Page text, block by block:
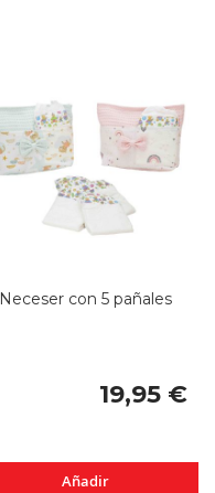
Neceser con 5 pañales
19,95 €
Añadir